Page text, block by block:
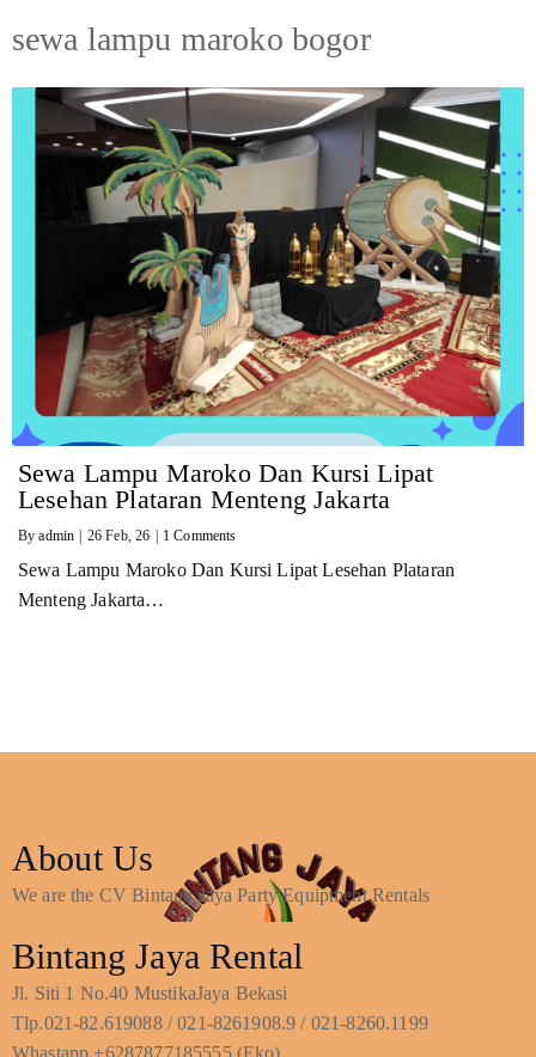
sewa lampu maroko bogor
Sewa Lampu Maroko Dan Kursi Lipat
Lesehan Plataran Menteng Jakarta
Byadmin | 26 Feb, 26 | 1 Comments
Sewa Lampu Maroko Dan Kursi Lipat Lesehan Plataran
Menteng Jakarta…
About Us
We are the CV Bintang Jaya Party Equipment Rentals
Bintang Jaya Rental
Jl. Siti 1 No.40 MustikaJaya Bekasi
Tlp.021-82.619088 / 021-8261908.9 / 021-8260.1199
Whastapp +6287877185555 (Eko)